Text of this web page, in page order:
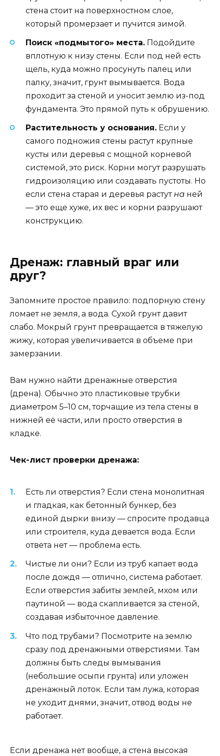
стена стоит на поверхностном слое,
который промерзает и пучится зимой.
Поиск «подмытого» места. Подойдите
вплотную к низу стены. Если под ней есть
щель, куда можно просунуть палец или
палку, значит, грунт вымывается. Вода
проходит за стеной и уносит землю из-под
фундамента. Это прямой путь к обрушению.
Растительность у основания. Если у
самого подножия стены растут крупные
кусты или деревья с мощной корневой
системой, это риск. Корни могут разрушать
гидроизоляцию или создавать пустоты. Но
если стена старая и деревья растутна ней
— это еще хуже, их вес и корни разрушают
конструкцию.
Дренаж: главный враг или
друг?
Запомните простое правило: подпорную стену
ломает не земля, а вода. Сухой грунт давит
слабо. Мокрый грунт превращается в тяжелую
жижу, которая увеличивается в объеме при
замерзании.
Вам нужно найти дренажные отверстия
(дрена). Обычно это пластиковые трубки
диаметром 5–10 см, торчащие из тела стены в
нижней её части, или просто отверстия в
кладке.
Чек-лист проверки дренажа:
Есть ли отверстия? Если стена монолитная
и гладкая, как бетонный бункер, без
единой дырки внизу — спросите продавца
или строителя, куда девается вода. Если
ответа нет — проблема есть.
Чистые ли они? Если из труб капает вода
после дождя — отлично, система работает.
Если отверстия забиты землей, мхом или
паутиной — вода скапливается за стеной,
создавая избыточное давление.
Что под трубами? Посмотрите на землю
сразу под дренажными отверстиями. Там
должны быть следы вымывания
(небольшие осыпи грунта) или уложен
дренажный лоток. Если там лужа, которая
не уходит днями, значит, отвод воды не
работает.
Если дренажа нет вообще, а стена высокая